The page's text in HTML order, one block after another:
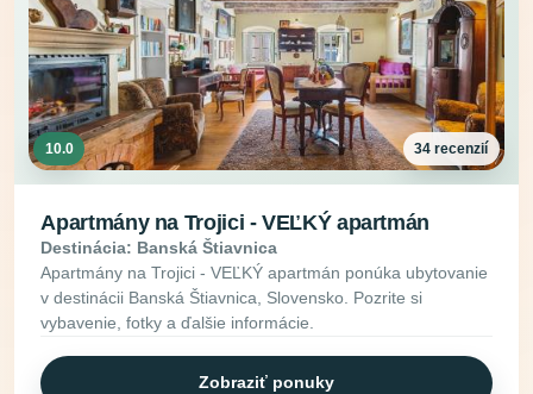
10.0 34 recenzií
Apartmány na Trojici - VEĽKÝ apartmán
Destinácia: Banská Štiavnica
Apartmány na Trojici - VEĽKÝ apartmán ponúka ubytovanie
v destinácii Banská Štiavnica, Slovensko. Pozrite si
vybavenie, fotky a ďalšie informácie.
Zobraziť ponuky